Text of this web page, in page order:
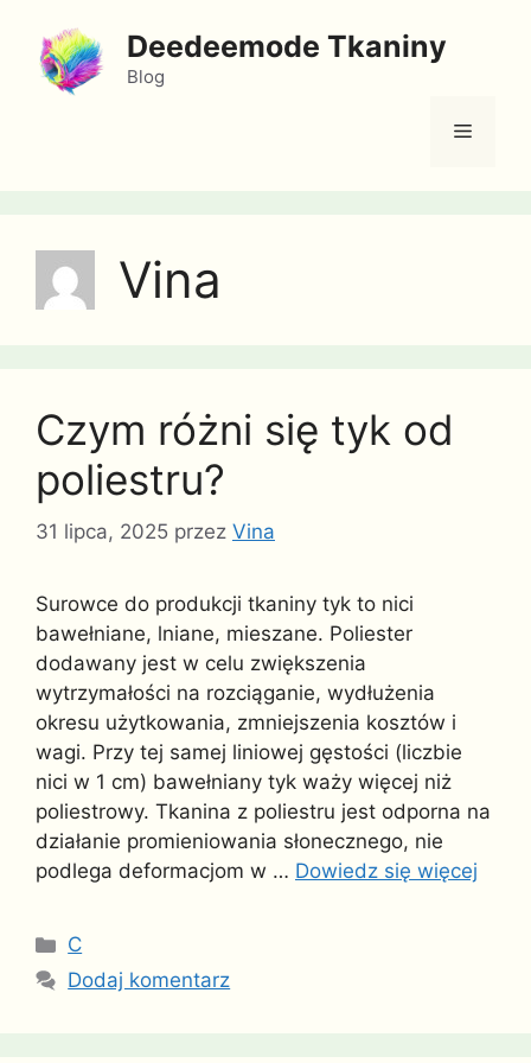
treści
Deedeemode Tkaniny
Blog
Menu
Vina
Czym różni się tyk od
poliestru?
31 lipca, 2025 przez Vina
Surowce do produkcji tkaniny tyk to nici
bawełniane, lniane, mieszane. Poliester
dodawany jest w celu zwiększenia
wytrzymałości na rozciąganie, wydłużenia
okresu użytkowania, zmniejszenia kosztów i
wagi. Przy tej samej liniowej gęstości (liczbie
nici w 1 cm) bawełniany tyk waży więcej niż
poliestrowy. Tkanina z poliestru jest odporna na
działanie promieniowania słonecznego, nie
podlega deformacjom w … Dowiedz się więcej
Kategorie
C
Dodaj komentarz